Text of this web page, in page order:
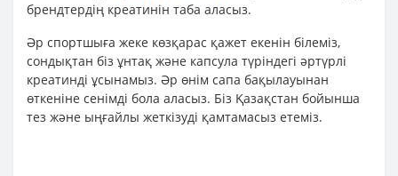
брендтердің креатинін таба аласыз.
Әр спортшыға жеке көзқарас қажет екенін білеміз,
сондықтан біз ұнтақ және капсула түріндегі әртүрлі
креатинді ұсынамыз. Әр өнім сапа бақылауынан
өткеніне сенімді бола аласыз. Біз Қазақстан бойынша
тез және ыңғайлы жеткізуді қамтамасыз етеміз.